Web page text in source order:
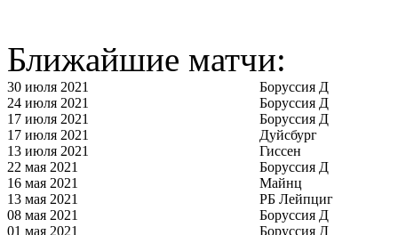
Ближайшие матчи:
30 июля 2021
Боруссия Д
24 июля 2021
Боруссия Д
17 июля 2021
Боруссия Д
17 июля 2021
Дуйсбург
13 июля 2021
Гиссен
22 мая 2021
Боруссия Д
16 мая 2021
Майнц
13 мая 2021
РБ Лейпциг
08 мая 2021
Боруссия Д
01 мая 2021
Боруссия Д